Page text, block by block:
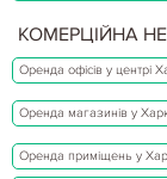
КОМЕРЦІЙНА
Оренда офісів у центрі
Оренда магазинів у
Оренда приміщень у